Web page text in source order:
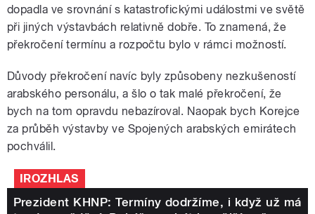
dopadla ve srovnání s katastrofickými událostmi ve světě
při jiných výstavbách relativně dobře. To znamená, že
překročení termínu a rozpočtu bylo v rámci možností.
Důvody překročení navíc byly způsobeny nezkušeností
arabského personálu, a šlo o tak malé překročení, že
bych na tom opravdu nebazíroval. Naopak bych Korejce
za průběh výstavby ve Spojených arabských emirátech
pochválil.
IROZHLAS
Prezident KHNP: Termíny dodržíme, i když už má